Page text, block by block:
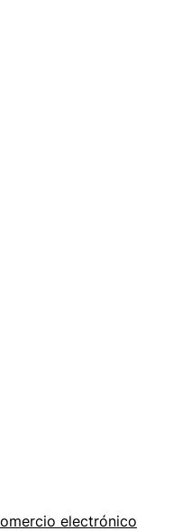
electrónico